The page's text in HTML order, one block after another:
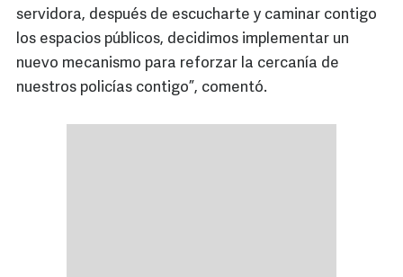
servidora, después de escucharte y caminar contigo
los espacios públicos, decidimos implementar un
nuevo mecanismo para reforzar la cercanía de
nuestros policías contigo”, comentó.